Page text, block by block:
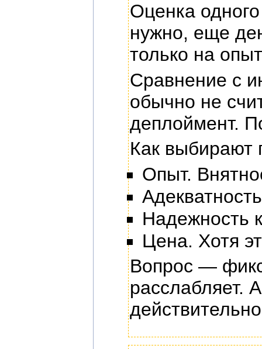
Оценка
нужно, еще
только на
Сравнение с
обычно не
деплоймент.
Как выбирают
Опыт.
Надежность
Цена. Хотя
Вопрос —
расслабляет.